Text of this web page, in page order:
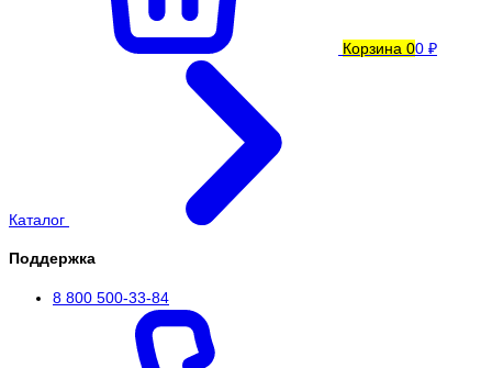
Корзина 00 ₽
Каталог
Поддержка
8 800 500-33-84